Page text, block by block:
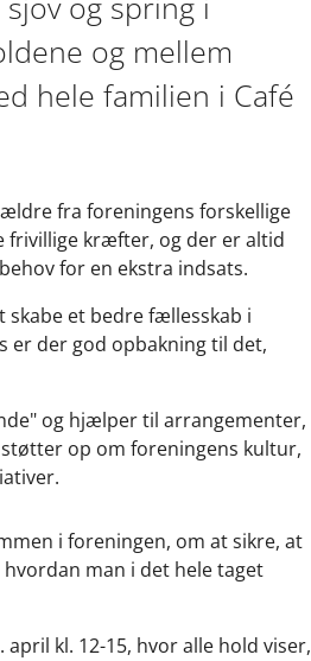
og mellem
hele familien i Café
fra foreningens forskellige
frivillige kræfter, og der er altid
for en ekstra indsats.
et bedre fællesskab i
der god opbakning til det,
og hjælper til arrangementer,
op om foreningens kultur,
i foreningen, om at sikre, at
man i det hele taget
kl. 12-15, hvor alle hold viser,